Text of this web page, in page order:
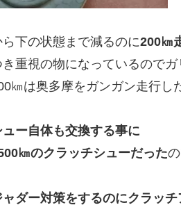
下の状態まで減るのに200㎞
重視の物になっているので
㎞は奥多摩をガンガン走行し
ー自体も交換する事に
㎞のクラッチシューだった
ダー対策をするのにクラッ